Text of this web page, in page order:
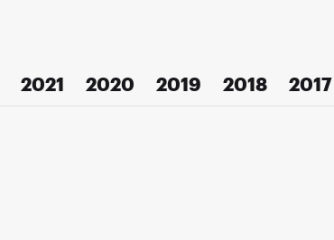
2021 2020 2019 2018 2017